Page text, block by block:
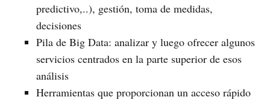
predictivo,..), gestión, toma de medidas,
decisiones
Pila de Big Data: analizar y luego ofrecer algunos
servicios centrados en la parte superior de esos
análisis
Herramientas que proporcionan un acceso rápido